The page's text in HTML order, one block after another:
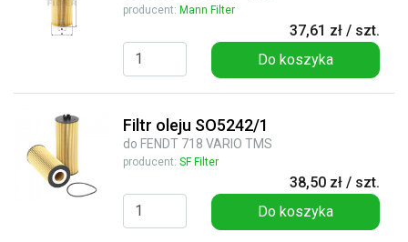
producent: Mann Filter
37,61 zł / szt.
Do koszyka
Filtr oleju SO5242/1
do FENDT 718 VARIO TMS
producent: SF Filter
38,50 zł / szt.
Do koszyka